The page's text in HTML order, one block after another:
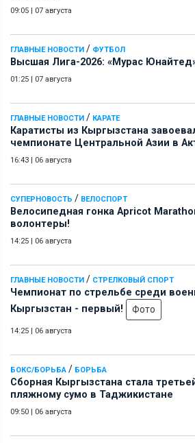
09:05 | 07 августа
ГЛАВНЫЕ НОВОСТИ / ФУТБОЛ
Высшая Лига-2026: «Мурас
01:25 | 07 августа
ГЛАВНЫЕ НОВОСТИ / КАРАТЕ
Каратисты из Кыргызстана
чемпионате Центральной Азии в
16:43 | 06 августа
СУПЕРНОВОСТЬ / ВЕЛОСПОРТ
Велосипедная гонка Apricot
волонтеры!
14:25 | 06 августа
ГЛАВНЫЕ НОВОСТИ / СТРЕЛКОВЫЙ СПОРТ
Чемпионат по стрельбе среди
Кыргызстан - первый!
Фото
14:25 | 06 августа
БОКС/БОРЬБА / БОРЬБА
Сборная Кыргызстана стала
пляжному сумо в Таджикистане
09:50 | 06 августа